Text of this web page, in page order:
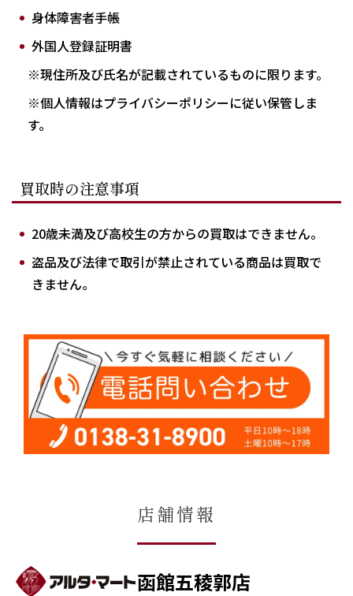
身体障害者手帳
外国人登録証明書
※現住所及び氏名が記載されているものに限ります。
※個人情報はプライバシーポリシーに従い保管しま
す。
買取時の注意事項
20歳未満及び高校生の方からの買取はできません。
盗品及び法律で取引が禁止されている商品は買取で
きません。
店舗情報
函館五稜郭店